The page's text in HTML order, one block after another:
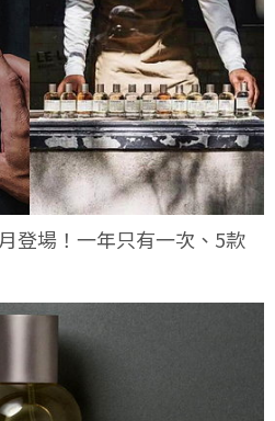
登場！一年只有一次、5款